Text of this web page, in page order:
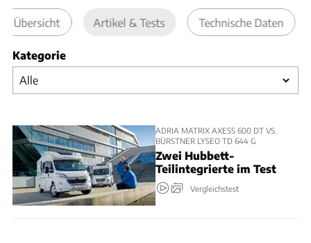
Übersicht Artikel & Tests Technische Daten
Kategorie
ADRIA MATRIX AXESS 600 DT VS.
BÜRSTNER LYSEO TD 644 G
Zwei Hubbett-
Teilintegrierte im Test
Vergleichstest